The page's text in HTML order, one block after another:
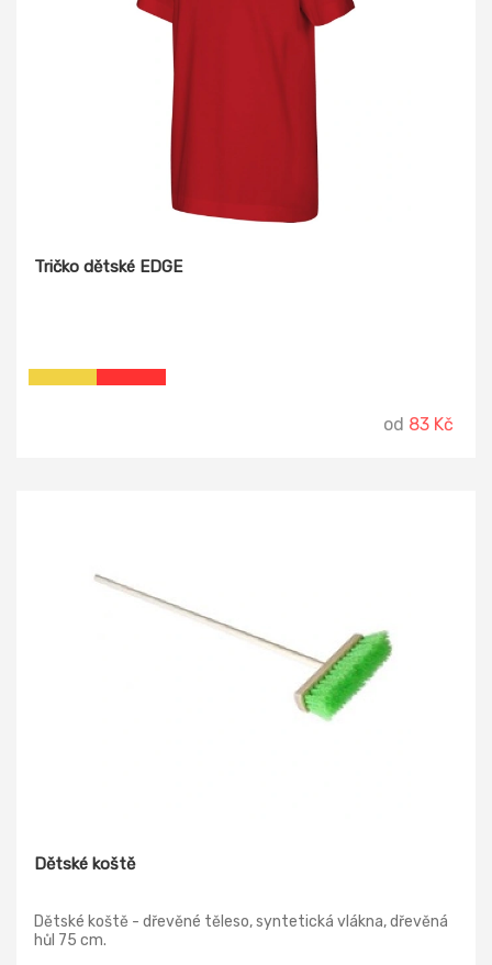
Tričko dětské EDGE
od 83 Kč
Dětské koště
Dětské koště - dřevěné těleso, syntetická vlákna, dřevěná
hůl 75 cm.